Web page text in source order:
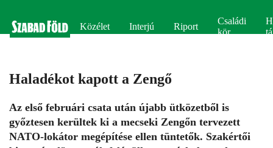
Közélet Interjú Riport
Családi
kör
Haladékot kapott a Zengő
Az első februári csata után újabb ütközetből is
győztesen kerültek ki a mecseki Zengőn tervezett
NATO-lokátor megépítése ellen tüntetők. Szakértői